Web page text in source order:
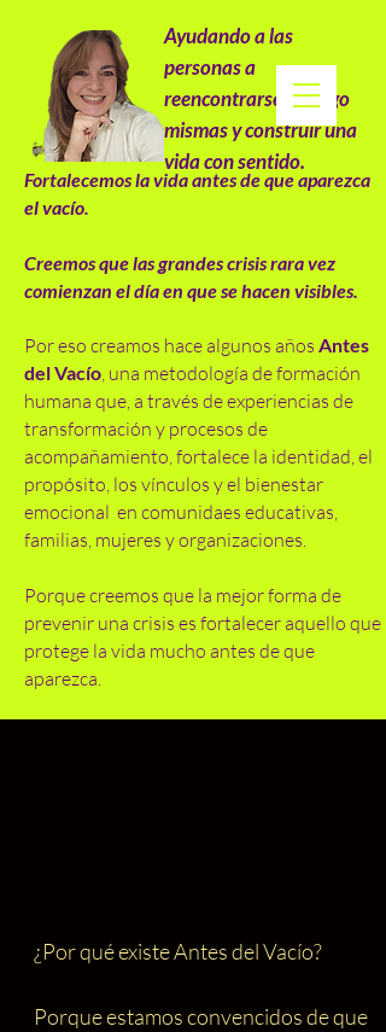
Ayudando a las
personas a
reencontrarse consigo
mismas y construir una
vida con sentido.
Fortalecemos la vida antes de que aparezca
el vacío.
Creemos que las grandes crisis rara vez
comienzan el día en que se hacen visibles.
Por eso creamos hace algunos años Antes
del Vacío, una metodología de formación
humana que, a través de experiencias de
transformación y procesos de
acompañamiento, fortalece la identidad, el
propósito, los vínculos y el bienestar
emocional en comunidaes educativas,
familias, mujeres y organizaciones.
Porque creemos que la mejor forma de
prevenir una crisis es fortalecer aquello que
protege la vida mucho antes de que
aparezca.
¿Por qué existe Antes del Vacío?
Porque estamos convencidos de que